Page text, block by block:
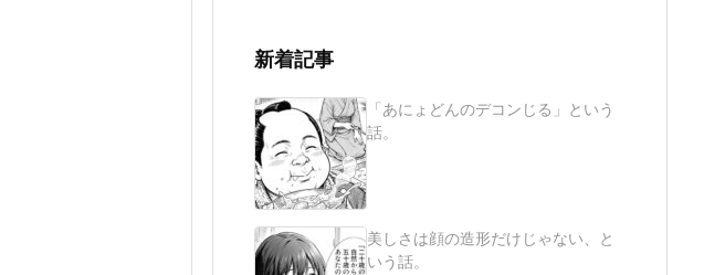
新着記事
「あにょどんのデコンじる」という
話。
美しさは顔の造形だけじゃない、と
いう話。